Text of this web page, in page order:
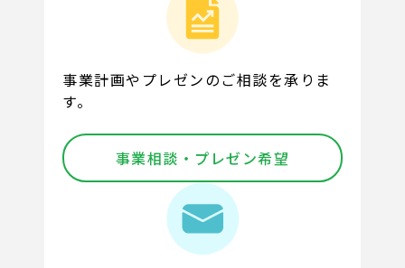
事業計画やプレゼンのご相談を承りま
す。
事業相談・プレゼン希望